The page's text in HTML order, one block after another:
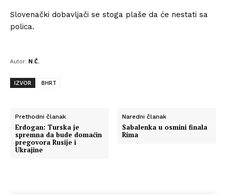
Slovenački dobavljači se stoga plaše da će nestati sa
polica.
Autor: N.Č.
IZVOR BHRT
Prethodni članak
Erdogan: Turska je
spremna da bude domaćin
pregovora Rusije i
Ukrajine
Naredni članak
Sabalenka u osmini finala
Rima